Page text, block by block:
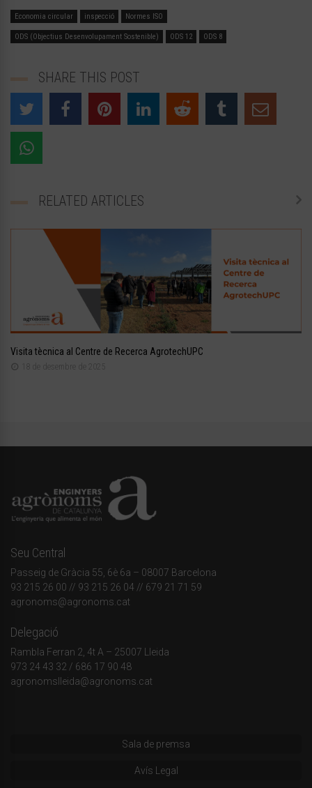
Economia circular inspecció Normes ISO
ODS (Objectius Desenvolupament Sostenible) ODS 12 ODS 8
SHARE THIS POST
RELATED ARTICLES
Visita tècnica al Centre de Recerca AgrotechUPC
18 de desembre de 2025
Seu Central
Passeig de Gràcia 55, 6è 6a – 08007 Barcelona
93 215 26 00 // 93 215 26 04 // 679 21 71 59
agronoms@agronoms.cat
Delegació
Rambla Ferran 2, 4t A – 25007 Lleida
973 24 43 32 / 686 17 90 48
agronomslleida@agronoms.cat
Sala de premsa
Avís Legal